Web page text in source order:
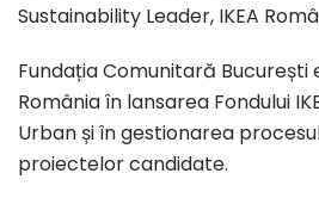
Sustainability Leader, IKEA
Fundația Comunitară București
România în lansarea Fondului
Urban și în gestionarea
proiectelor candidate.